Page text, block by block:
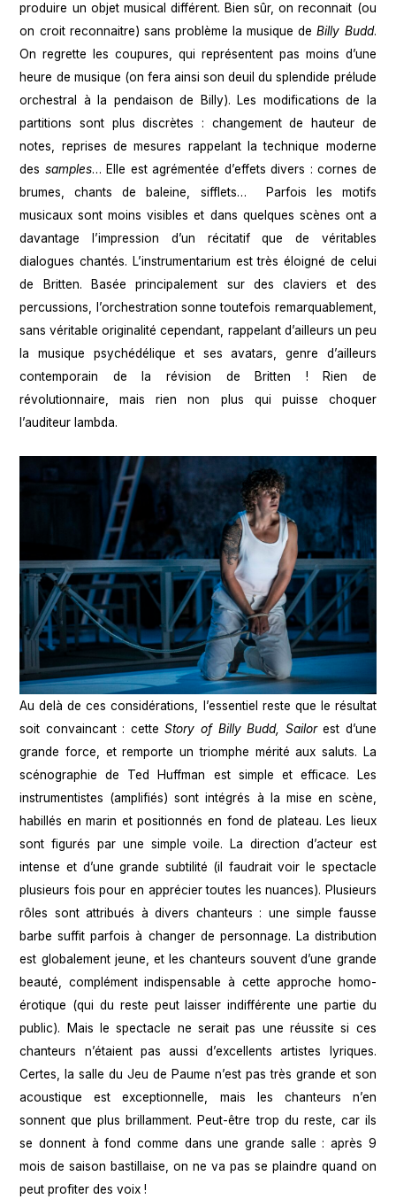
produire un objet musical différent. Bien sûr, on reconnait (ou
on croit reconnaitre) sans problème la musique deBilly Budd.
On regrette les coupures, qui représentent pas moins d’une
heure de musique (on fera ainsi son deuil du splendide prélude
orchestral à la pendaison de Billy). Les modifications de la
partitions sont plus discrètes : changement de hauteur de
notes, reprises de mesures rappelant la technique moderne
des samples… Elle est agrémentée d’effets divers : cornes de
brumes, chants de baleine, sifflets… Parfois les motifs
musicaux sont moins visibles et dans quelques scènes ont a
davantage l’impression d’un récitatif que de véritables
dialogues chantés. L’instrumentarium est très éloigné de celui
de Britten. Basée principalement sur des claviers et des
percussions, l’orchestration sonne toutefois remarquablement,
sans véritable originalité cependant, rappelant d’ailleurs un peu
la musique psychédélique et ses avatars, genre d’ailleurs
contemporain de la révision de Britten ! Rien de
révolutionnaire, mais rien non plus qui puisse choquer
l’auditeur lambda.
Au delà de ces considérations, l’essentiel reste que le résultat
soit convaincant : cetteStory of Billy Budd, Sailorest d’une
grande force, et remporte un triomphe mérité aux saluts. La
scénographie de Ted Huffman est simple et efficace. Les
instrumentistes (amplifiés) sont intégrés à la mise en scène,
habillés en marin et positionnés en fond de plateau. Les lieux
sont figurés par une simple voile. La direction d’acteur est
intense et d’une grande subtilité (il faudrait voir le spectacle
plusieurs fois pour en apprécier toutes les nuances). Plusieurs
rôles sont attribués à divers chanteurs : une simple fausse
barbe suffit parfois à changer de personnage. La distribution
est globalement jeune, et les chanteurs souvent d’une grande
beauté, complément indispensable à cette approche homo-
érotique (qui du reste peut laisser indifférente une partie du
public). Mais le spectacle ne serait pas une réussite si ces
chanteurs n’étaient pas aussi d’excellents artistes lyriques.
Certes, la salle du Jeu de Paume n’est pas très grande et son
acoustique est exceptionnelle, mais les chanteurs n’en
sonnent que plus brillamment. Peut-être trop du reste, car ils
se donnent à fond comme dans une grande salle : après 9
mois de saison bastillaise, on ne va pas se plaindre quand on
peut profiter des voix !